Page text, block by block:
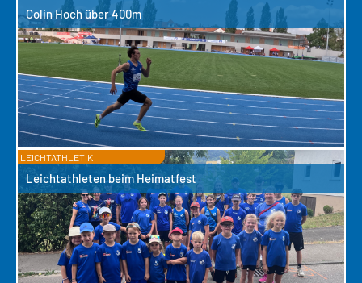
Colin Hoch über 400m
LEICHTATHLETIK
Leichtathleten beim Heimatfest